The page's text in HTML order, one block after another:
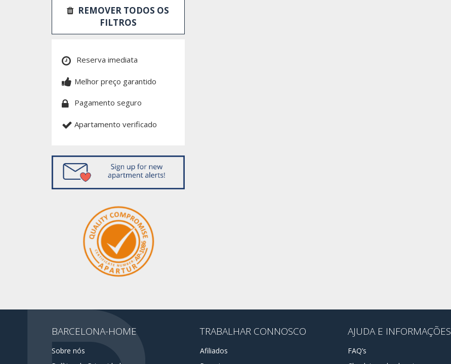
REMOVER TODOS OS
FILTROS
Reserva imediata
Melhor preço garantido
Pagamento seguro
Apartamento verificado
BARCELONA-HOME
Sobre nós
TRABALHAR CONNOSCO
Afiliados
AJUDA E INFORMAÇÕES
FAQ’s